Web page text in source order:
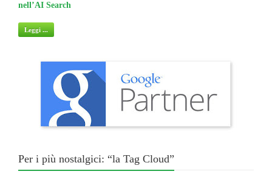
nell’AI Search
Leggi ...
Per i più nostalgici: “la Tag Cloud”